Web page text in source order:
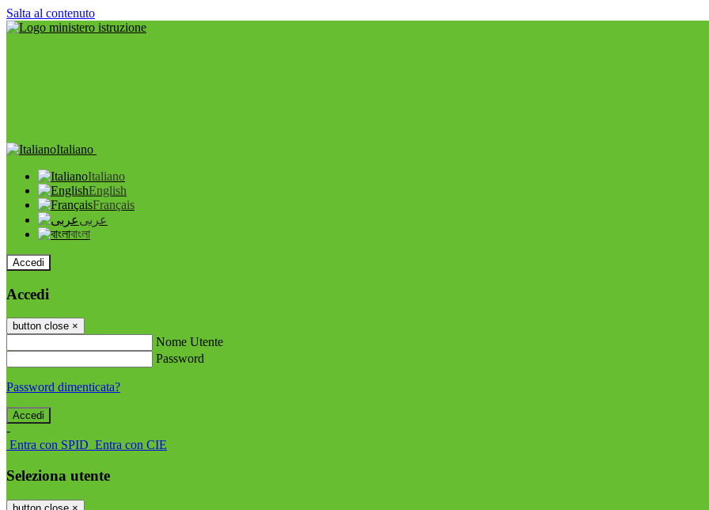
Salta al contenuto
Italiano
Italiano
English
Français
عربى
বাংলা
Accedi
Accedi
button close ×
Nome Utente
Password
Password dimenticata?
-
Entra con SPID Entra con CIE
Seleziona utente